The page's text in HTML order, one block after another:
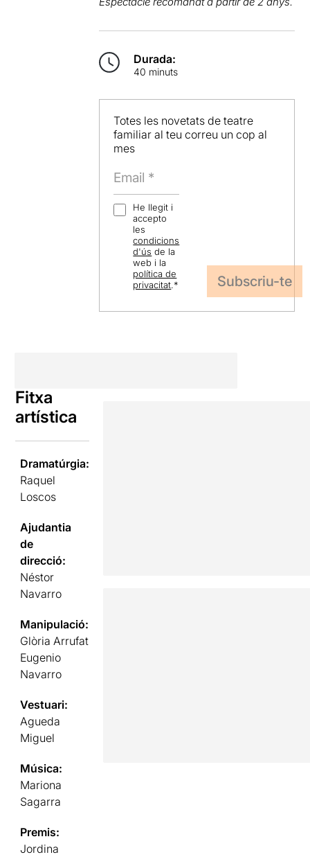
Durada:
40 minuts
Totes les novetats de teatre
familiar al teu correu un cop al
mes
He llegit i
accepto
les
condicions
d'ús de la
web i la
política de
privacitat.*
Fitxa
artística
Dramatúrgia:
Raquel
Loscos
Ajudantia
de
direcció:
Néstor
Navarro
Manipulació:
Glòria Arrufat
Eugenio
Navarro
Vestuari:
Agueda
Miguel
Música:
Mariona
Sagarra
Premis:
Jordina